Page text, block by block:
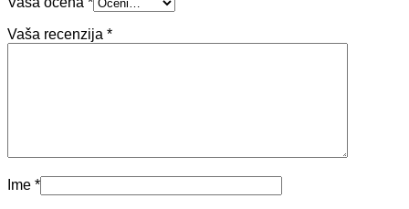
Vaša recenzija *
Ime *